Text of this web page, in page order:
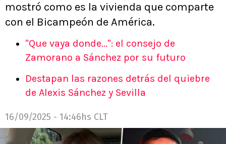
mostró como es la vivienda que comparte
con el Bicampeón de América.
"Que vaya donde...": el consejo de
Zamorano a Sánchez por su futuro
Destapan las razones detrás del quiebre
de Alexis Sánchez y Sevilla
16/09/2025 - 14:46hs CLT